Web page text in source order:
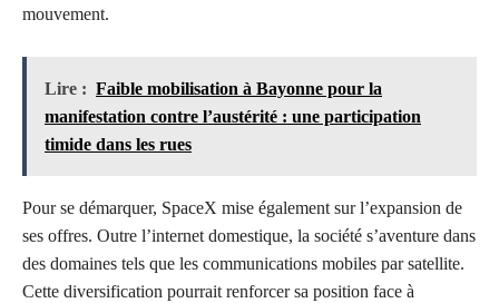
mouvement.
Lire : Faible mobilisation à Bayonne pour la
manifestation contre l’austérité : une participation
timide dans les rues
Pour se démarquer, SpaceX mise également sur l’expansion de
ses offres. Outre l’internet domestique, la société s’aventure dans
des domaines tels que les communications mobiles par satellite.
Cette diversification pourrait renforcer sa position face à